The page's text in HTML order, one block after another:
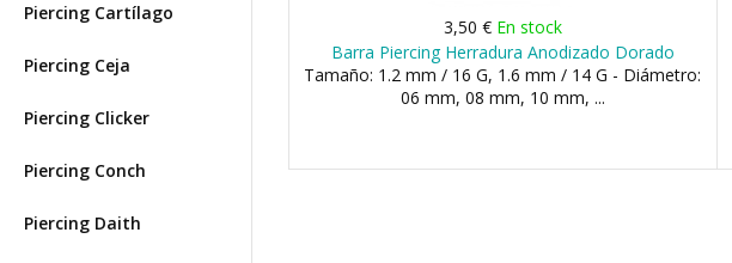
Piercing Cartílago
Piercing Ceja
Piercing Clicker
Piercing Conch
Piercing Daith
3,50 € En stock
Barra Piercing Herradura Anodizado Dorado
Tamaño: 1.2 mm / 16 G, 1.6 mm / 14 G - Diámetro:
06 mm, 08 mm, 10 mm, ...